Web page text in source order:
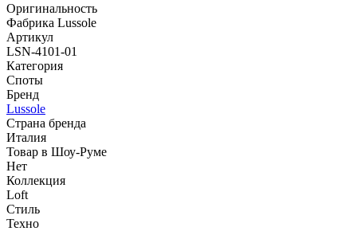
Оригинальность
Фабрика Lussole
Артикул
LSN-4101-01
Категория
Споты
Бренд
Lussole
Страна бренда
Италия
Товар в Шоу-Руме
Нет
Коллекция
Loft
Стиль
Техно